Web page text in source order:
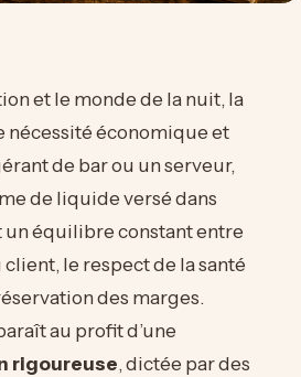
et le monde de la nuit, la
nécessité économique et
de bar ou un serveur,
de liquide versé dans
un équilibre constant entre
le respect de la santé
des marges.
au profit d’une
rigoureuse, dictée par des